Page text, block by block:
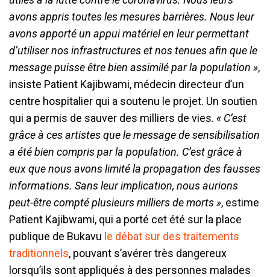
avons appris toutes les mesures barrières. Nous leur
avons apporté un appui matériel en leur permettant
d’utiliser nos infrastructures et nos tenues afin que le
message puisse être bien assimilé par la population »,
insiste Patient Kajibwami, médecin directeur d’un
centre hospitalier qui a soutenu le projet. Un soutien
qui a permis de sauver des milliers de vies. « C’est
grâce à ces artistes que le message de sensibilisation
a été bien compris par la population. C’est grâce à
eux que nous avons limité la propagation des fausses
informations. Sans leur implication, nous aurions
peut-être compté plusieurs milliers de morts », estime
Patient Kajibwami, qui a porté cet été sur la place
publique de Bukavu le débat sur des traitements
traditionnels, pouvant s’avérer très dangereux
lorsqu’ils sont appliqués à des personnes malades